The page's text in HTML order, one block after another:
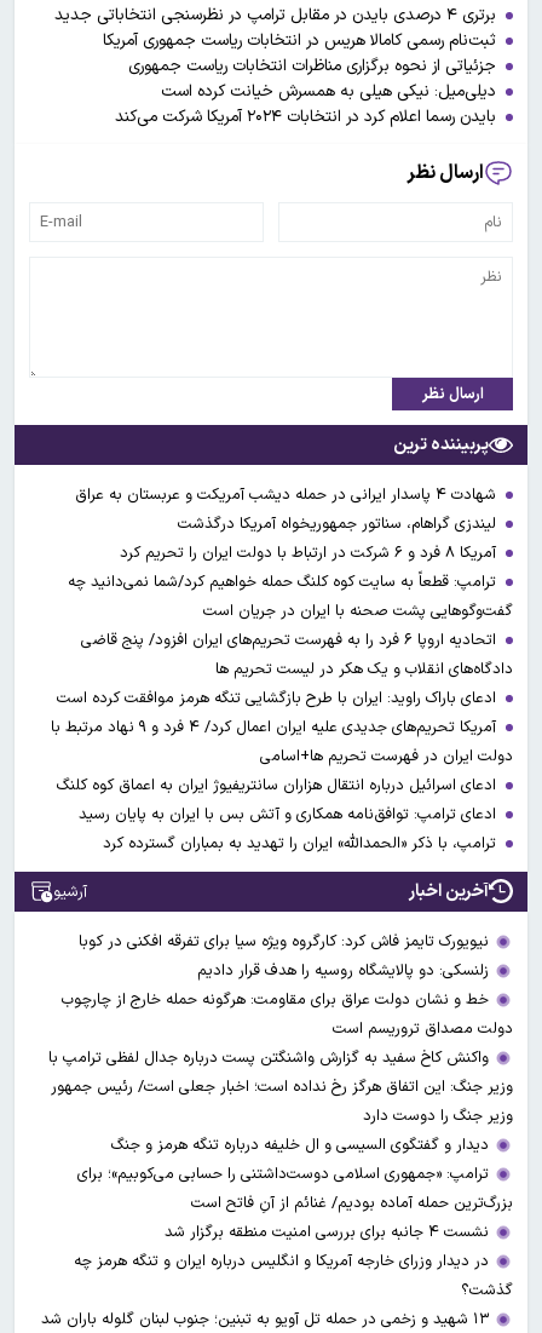
برتری ۴ درصدی بایدن در مقابل ترامپ در نظرسنجی انتخاباتی جدید
ثبت‌نام رسمی کامالا هریس در انتخابات ریاست جمهوری آمریکا
جزئیاتی از نحوه برگزاری مناظرات انتخابات ریاست جمهوری
دیلی‌میل: نیکی هیلی به همسرش خیانت کرده است
بایدن رسما اعلام کرد در انتخابات ۲۰۲۴ آمریکا شرکت می‌کند
ارسال نظر
ارسال نظر
پربیننده ترین
شهادت ۴ پاسدار ایرانی در حمله دیشب آمریکت و عربستان به عراق
لیندزی گراهام، سناتور جمهوریخواه آمریکا درگذشت
آمریکا ۸ فرد و ۶ شرکت در ارتباط با دولت ایران را تحریم کرد
ترامپ: قطعاً به سایت کوه کلنگ حمله خواهیم کرد/شما نمی‌دانید چه
گفت‌وگوهایی پشت صحنه با ایران در جریان است
اتحادیه اروپا ۶ فرد را به فهرست تحریم‌های ایران افزود/ پنج قاضی
دادگاه‌های انقلاب و یک هکر در لیست تحریم ها
ادعای باراک راوید: ایران با طرح بازگشایی تنگه هرمز موافقت کرده است
آمریکا تحریم‌های جدیدی علیه ایران اعمال کرد/ ۴ فرد و ۹ نهاد مرتبط با
دولت ایران در فهرست تحریم ها+اسامی
ادعای اسرائیل درباره انتقال هزاران سانتریفیوژ ایران به اعماق کوه کلنگ
ادعای ترامپ: توافق‌نامه همکاری و آتش بس با ایران به پایان رسید
ترامپ، با ذکر «الحمدالله» ایران را تهدید به بمباران گسترده کرد
آخرین اخبار آرشیو
نیویورک تایمز فاش کرد: کارگروه ویژه سیا برای تفرقه افکنی در کوبا
زلنسکی: دو پالایشگاه روسیه را هدف قرار دادیم
خط و نشان دولت عراق برای مقاومت: هرگونه حمله خارج از چارچوب
دولت مصداق تروریسم است
واکنش کاخ سفید به گزارش واشنگتن پست درباره جدال لفظی ترامپ با
وزیر جنگ: این اتفاق هرگز رخ نداده است؛ اخبار جعلی است/ رئیس جمهور
وزیر جنگ را دوست دارد
دیدار و گفتگوی السیسی و ال خلیفه درباره تنگه هرمز و جنگ
ترامپ: «جمهوری اسلامی دوست‌داشتنی را حسابی می‌کوبیم»؛ برای
بزرگ‌ترین حمله آماده بودیم/ غنائم از آنِ فاتح است
نشست ۴ جانبه برای بررسی امنیت منطقه برگزار شد
در دیدار وزرای خارجه آمریکا و انگلیس درباره ایران و تنگه هرمز چه
گذشت؟
۱۳ شهید و زخمی در حمله تل آویو به تبنین؛ جنوب لبنان گلوله باران شد